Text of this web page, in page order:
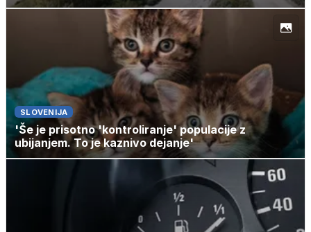
SLOVENIJA
'Še je prisotno 'kontroliranje' populacije z
ubijanjem. To je kaznivo dejanje'